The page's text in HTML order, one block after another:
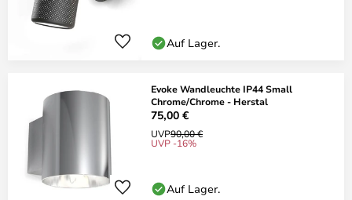
Auf Lager.
Evoke Wandleuchte IP44 Small
Chrome/Chrome - Herstal
75,00 €
UVP90,00 €
UVP -16%
Auf Lager.